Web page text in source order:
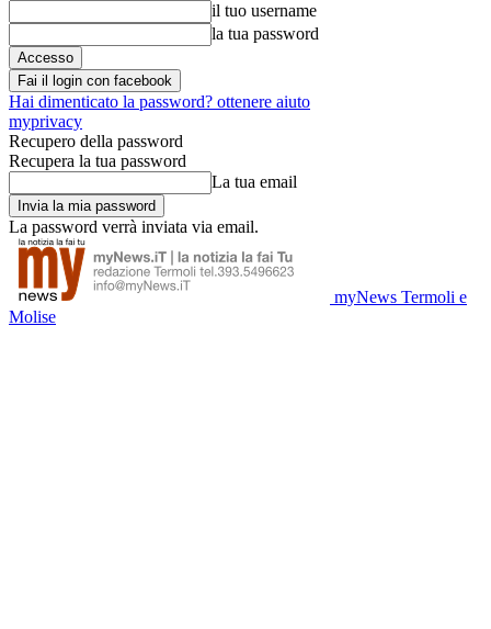
il tuo username
la tua password
Fai il login con facebook
Hai dimenticato la password? ottenere aiuto
myprivacy
Recupero della password
Recupera la tua password
La tua email
La password verrà inviata via email.
myNews Termoli e
Molise